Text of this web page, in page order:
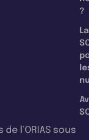
?
La
l’ORIAS sous